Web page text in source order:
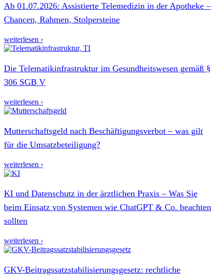
Ab 01.07.2026: Assistierte Telemedizin in der Apotheke –
Chancen, Rahmen, Stolpersteine
weiterlesen ›
Die Telematikinfrastruktur im Gesundheitswesen gemäß §
306 SGB V
weiterlesen ›
Mutterschaftsgeld nach Beschäftigungsverbot – was gilt
für die Umsatzbeteiligung?
weiterlesen ›
KI und Datenschutz in der ärztlichen Praxis – Was Sie
beim Einsatz von Systemen wie ChatGPT & Co. beachten
sollten
weiterlesen ›
GKV-Beitragssatzstabilisierungsgesetz: rechtliche